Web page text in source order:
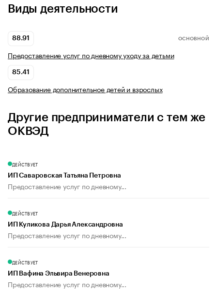
Виды деятельности
88.91 ОСНОВНОЙ
Предоставление услуг по дневному уходу за детьми
85.41
Образование дополнительное детей и взрослых
Другие предприниматели с тем же
ОКВЭД
ДЕЙСТВУЕТ
ИП Саваровская Татьяна Петровна
Предоставление услуг по дневному...
ДЕЙСТВУЕТ
ИП Куликова Дарья Александровна
Предоставление услуг по дневному...
ДЕЙСТВУЕТ
ИП Вафина Эльвира Венеровна
Предоставление услуг по дневному...